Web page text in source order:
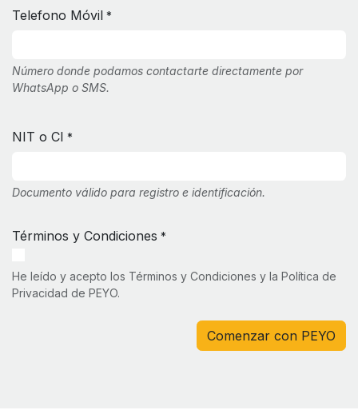
Telefono Móvil *
Número donde podamos contactarte directamente por
WhatsApp o SMS.
NIT o CI *
Documento válido para registro e identificación.
Términos y Condiciones *
He leído y acepto los Términos y Condiciones y la Política de
Privacidad de PEYO.
Comenzar con PEYO